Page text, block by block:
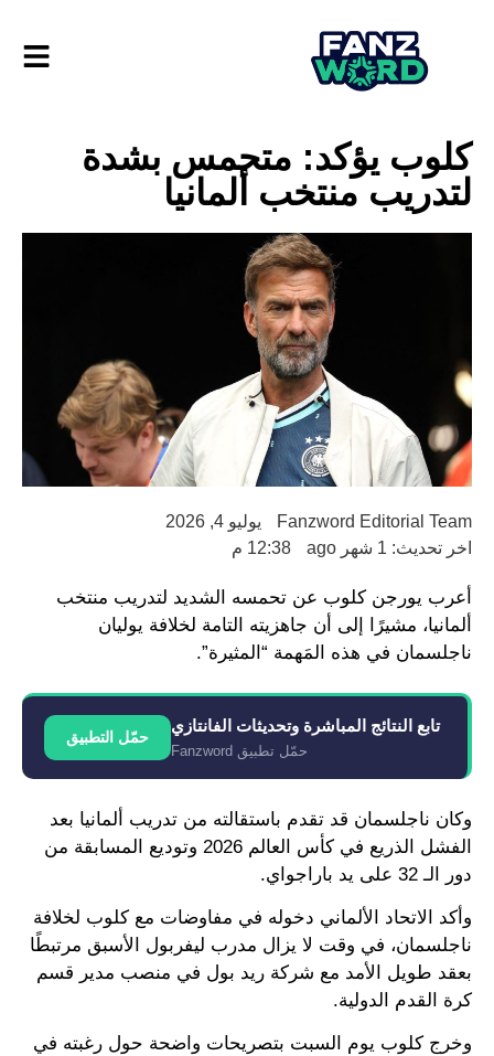
كلوب يؤكد: متحمس بشدة
لتدريب منتخب ألمانيا
Fanzword Editorial Team
يوليو 4, 2026
اخر تحديث: 1 شهر ago
12:38 م
أعرب يورجن كلوب عن تحمسه الشديد لتدريب منتخب
ألمانيا، مشيرًا إلى أن جاهزيته التامة لخلافة يوليان
ناجلسمان في هذه المَهمة “المثيرة”.
تابع النتائج المباشرة وتحديثات الفانتازي
حمّل تطبيق Fanzword
حمّل التطبيق
وكان ناجلسمان قد تقدم باستقالته من تدريب ألمانيا بعد
الفشل الذريع في كأس العالم 2026 وتوديع المسابقة من
دور الـ 32 على يد باراجواي.
وأكد الاتحاد الألماني دخوله في مفاوضات مع كلوب لخلافة
ناجلسمان، في وقت لا يزال مدرب ليفربول الأسبق مرتبطًا
بعقد طويل الأمد مع شركة ريد بول في منصب مدير قسم
كرة القدم الدولية.
وخرج كلوب يوم السبت بتصريحات واضحة حول رغبته في